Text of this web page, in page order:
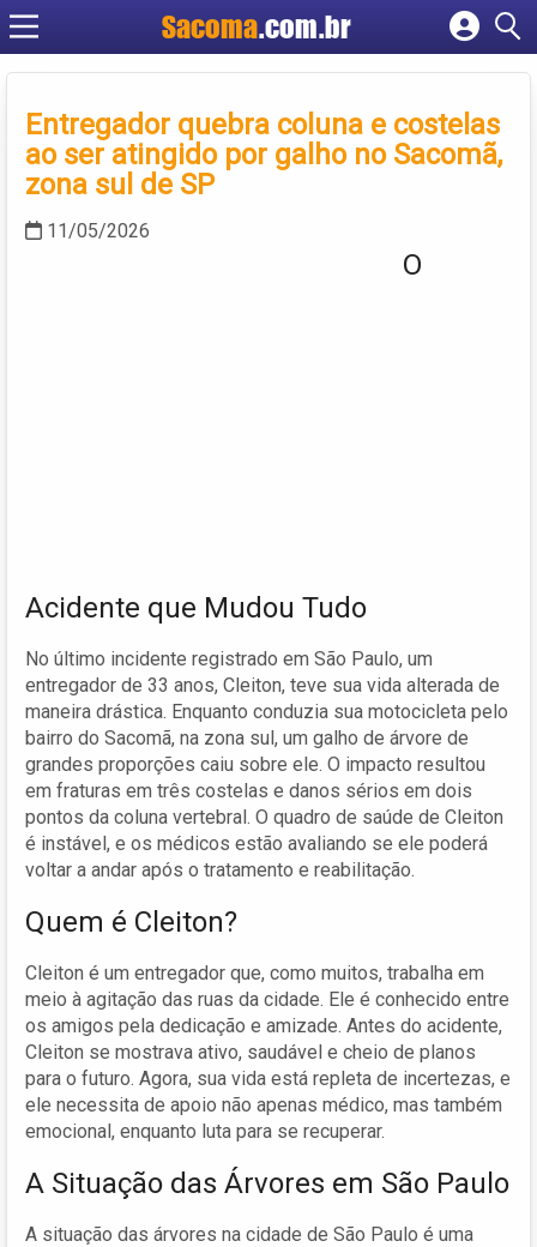
Sacoma.com.br
Cadastrar empresa
Criar conta
Entregador quebra coluna e costelas
ao ser atingido por galho no Sacomã,
zona sul de SP
11/05/2026
O
Acidente que Mudou Tudo
No último incidente registrado em São Paulo, um
entregador de 33 anos, Cleiton, teve sua vida alterada de
maneira drástica. Enquanto conduzia sua motocicleta pelo
bairro do Sacomã, na zona sul, um galho de árvore de
grandes proporções caiu sobre ele. O impacto resultou
em fraturas em três costelas e danos sérios em dois
pontos da coluna vertebral. O quadro de saúde de Cleiton
é instável, e os médicos estão avaliando se ele poderá
voltar a andar após o tratamento e reabilitação.
Quem é Cleiton?
Cleiton é um entregador que, como muitos, trabalha em
meio à agitação das ruas da cidade. Ele é conhecido entre
os amigos pela dedicação e amizade. Antes do acidente,
Cleiton se mostrava ativo, saudável e cheio de planos
para o futuro. Agora, sua vida está repleta de incertezas, e
ele necessita de apoio não apenas médico, mas também
emocional, enquanto luta para se recuperar.
A Situação das Árvores em São Paulo
A situação das árvores na cidade de São Paulo é uma